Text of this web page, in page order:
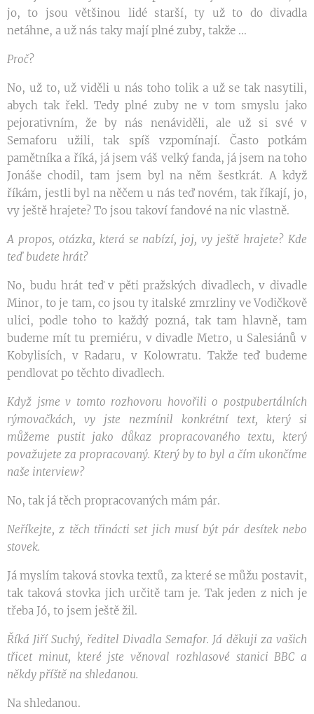
jo, to jsou většinou lidé starší, ty už to do divadla
netáhne, a už nás taky mají plné zuby, takže ...
Proč?
No, už to, už viděli u nás toho tolik a už se tak nasytili,
abych tak řekl. Tedy plné zuby ne v tom smyslu jako
pejorativním, že by nás nenáviděli, ale už si své v
Semaforu užili, tak spíš vzpomínají. Často potkám
pamětníka a říká, já jsem váš velký fanda, já jsem na toho
Jonáše chodil, tam jsem byl na něm šestkrát. A když
říkám, jestli byl na něčem u nás teď novém, tak říkají, jo,
vy ještě hrajete? To jsou takoví fandové na nic vlastně.
A propos, otázka, která se nabízí, joj, vy ještě hrajete? Kde
teď budete hrát?
No, budu hrát teď v pěti pražských divadlech, v divadle
Minor, to je tam, co jsou ty italské zmrzliny ve Vodičkově
ulici, podle toho to každý pozná, tak tam hlavně, tam
budeme mít tu premiéru, v divadle Metro, u Salesiánů v
Kobylisích, v Radaru, v Kolowratu. Takže teď budeme
pendlovat po těchto divadlech.
Když jsme v tomto rozhovoru hovořili o postpubertálních
rýmovačkách, vy jste nezmínil konkrétní text, který si
můžeme pustit jako důkaz propracovaného textu, který
považujete za propracovaný. Který by to byl a čím ukončíme
naše interview?
No, tak já těch propracovaných mám pár.
Neříkejte, z těch třinácti set jich musí být pár desítek nebo
stovek.
Já myslím taková stovka textů, za které se můžu postavit,
tak taková stovka jich určitě tam je. Tak jeden z nich je
třeba Jó, to jsem ještě žil.
Říká Jiří Suchý, ředitel Divadla Semafor. Já děkuji za vašich
třicet minut, které jste věnoval rozhlasové stanici BBC a
někdy příště na shledanou.
Na shledanou.